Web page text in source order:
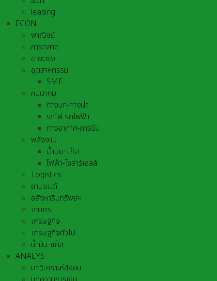
leasing
ECON
พาณิชย์
การตลาด
ขายตรง
อุตสาหกรรม
SME
คมนาคม
ทางบก-ทางน้ำ
รถไฟ-รถไฟฟ้า
ทางอากาศ-การบิน
พลังงาน
น้ำมัน-แก๊ส
ไฟฟ้า-โซล่าร์เซลล์
Logistics
ยานยนต์
อสังหาริมทรัพย์ฯ
เกษตร
เศรษฐกิจ
เศรษฐกิจทั่วไป
น้ำมัน-แก๊ส
ANALYS
บทวิเคราะห์สังคม